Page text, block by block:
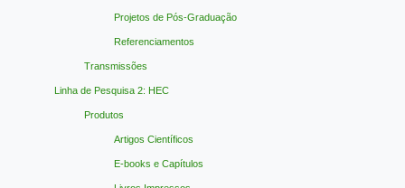
Projetos de Pós-Graduação
Referenciamentos
Transmissões
Linha de Pesquisa 2: HEC
Produtos
Artigos Científicos
E-books e Capítulos